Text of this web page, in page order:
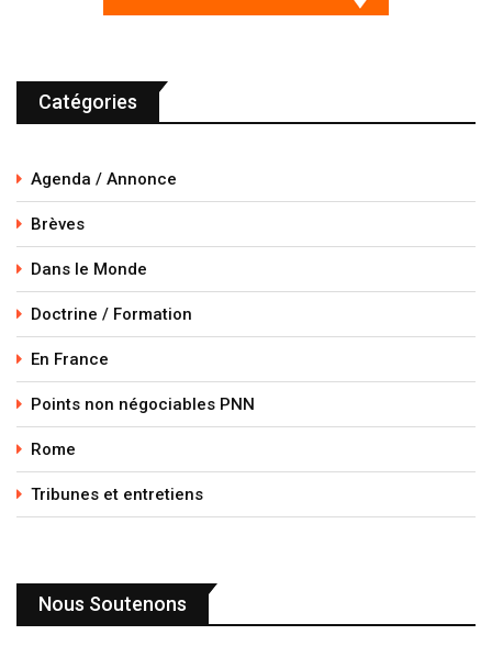
Catégories
Agenda / Annonce
Brèves
Dans le Monde
Doctrine / Formation
En France
Points non négociables PNN
Rome
Tribunes et entretiens
Nous Soutenons